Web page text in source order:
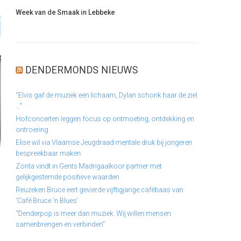
Week van de Smaak in Lebbeke
DENDERMONDS NIEUWS
“Elvis gaf de muziek een lichaam, Dylan schonk haar de ziel
…”
Hofconcerten leggen focus op ontmoeting, ontdekking en
ontroering
Elise wil via Vlaamse Jeugdraad mentale druk bij jongeren
bespreekbaar maken
Zonta vindt in Gents Madrigaalkoor partner met
gelijkgestemde positieve waarden
Reuzeken Bruce eert gevierde vijftigjarige cafébaas van
‘Café Bruce ’n Blues’
“Denderpop is meer dan muziek. Wij willen mensen
samenbrengen en verbinden”